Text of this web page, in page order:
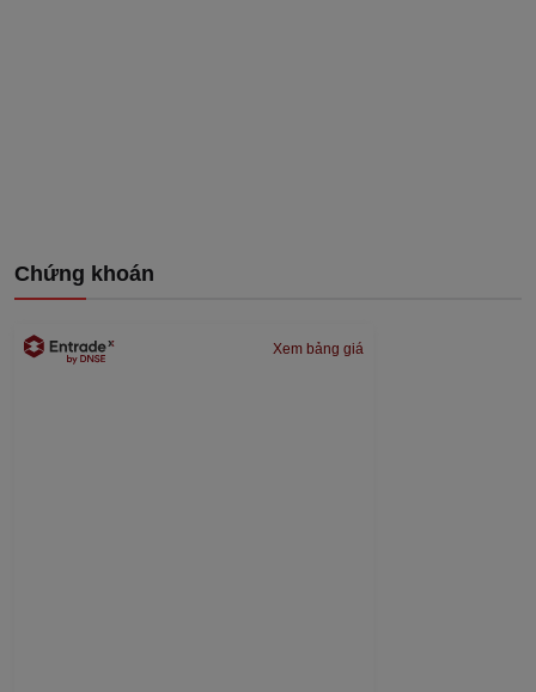
Chứng khoán
Xem bảng giá